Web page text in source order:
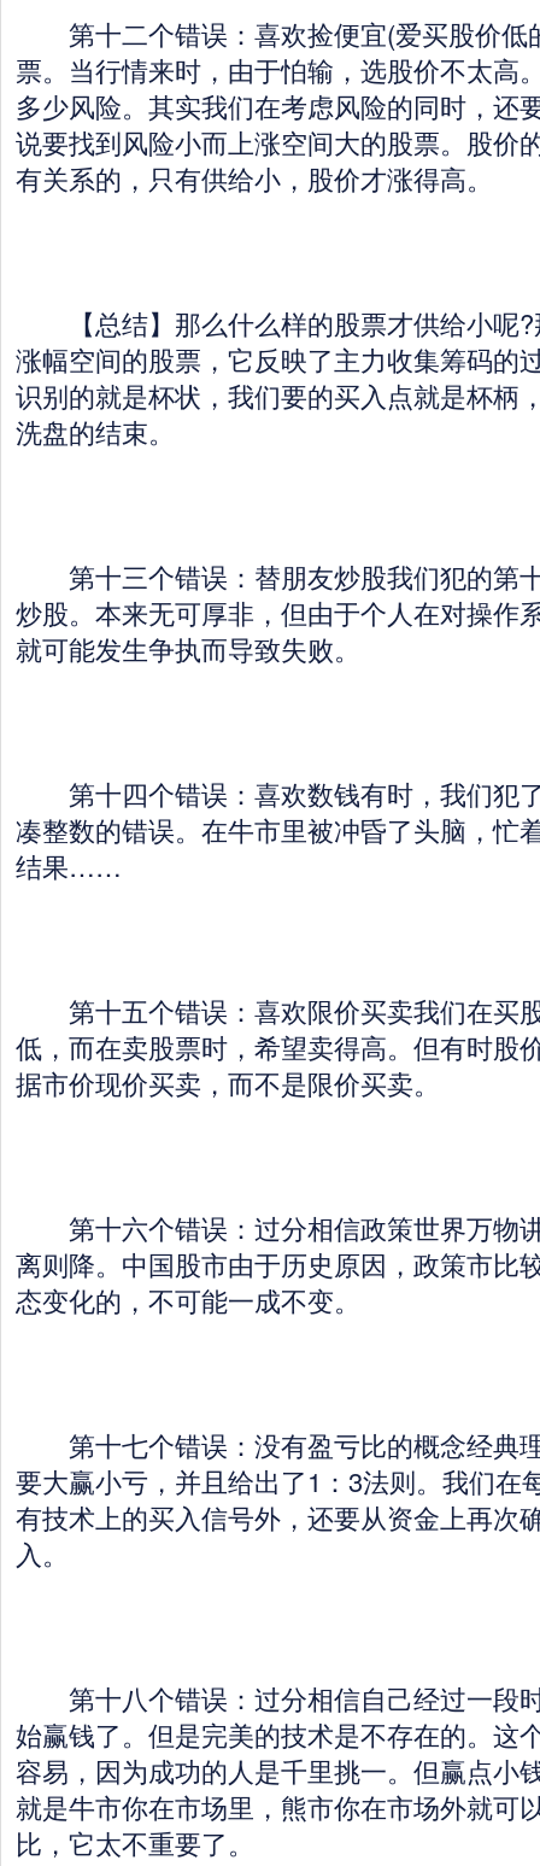
第十二个错误：喜欢捡便宜(爱买股价低
票。当行情来时，由于怕输，选股价不太高
多少风险。其实我们在考虑风险的同时，还
说要找到风险小而上涨空间大的股票。股价
有关系的，只有供给小，股价才涨得高。
【总结】那么什么样的股票才供给小呢?
涨幅空间的股票，它反映了主力收集筹码的
识别的就是杯状，我们要的买入点就是杯柄
洗盘的结束。
第十三个错误：替朋友炒股我们犯的第
炒股。本来无可厚非，但由于个人在对操作
就可能发生争执而导致失败。
第十四个错误：喜欢数钱有时，我们犯
凑整数的错误。在牛市里被冲昏了头脑，忙
结果……
第十五个错误：喜欢限价买卖我们在买
低，而在卖股票时，希望卖得高。但有时股
据市价现价买卖，而不是限价买卖。
第十六个错误：过分相信政策世界万物
离则降。中国股市由于历史原因，政策市比
态变化的，不可能一成不变。
第十七个错误：没有盈亏比的概念经典
要大赢小亏，并且给出了1：3法则。我们在
有技术上的买入信号外，还要从资金上再次
入。
第十八个错误：过分相信自己经过一段
始赢钱了。但是完美的技术是不存在的。这
容易，因为成功的人是千里挑一。但赢点小
就是牛市你在市场里，熊市你在市场外就可
比，它太不重要了。